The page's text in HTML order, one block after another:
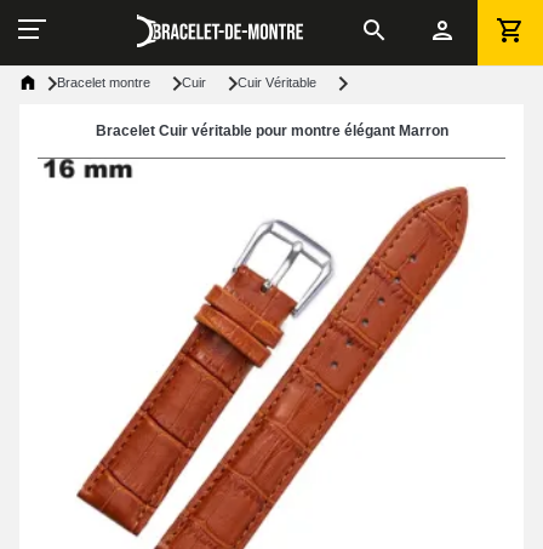
Bracelet montre Cuir Cuir Véritable
Bracelet Cuir véritable pour montre élégant Marron